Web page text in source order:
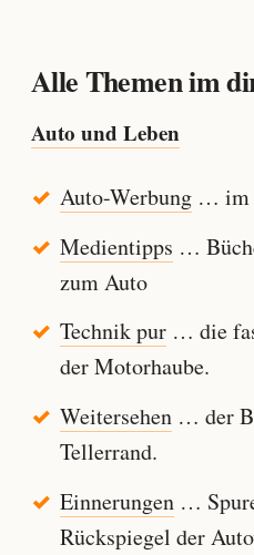
Alle Themen im
Auto und Leben
Auto-Werbung… im
Medientipps …
zum Auto
Technik pur… die
der Motorhaube.
Weitersehen… der
Tellerrand.
Einnerungen…
Rückspiegel der